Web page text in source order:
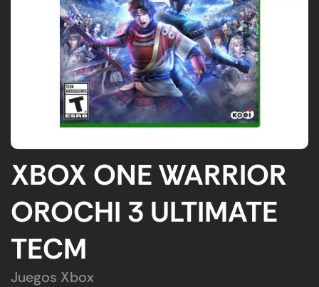
XBOX ONE WARRIOR
OROCHI 3 ULTIMATE
TECM
Juegos Xbox